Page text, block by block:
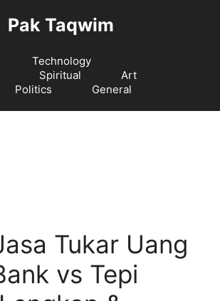
Pak Taqwim
Technology
Spiritual
Art
Politics General
Tukar Uang
vs Tepi